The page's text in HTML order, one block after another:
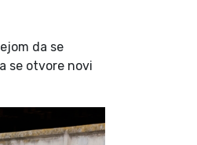
da se
se otvore novi